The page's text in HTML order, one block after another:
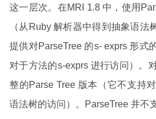
这一层次。在MRI 1.8 中，使用
（从Ruby 解析器中得到抽象语
提供对ParseTree 的s- exprs 形式
对于方法的s-exprs 进行访问）。
整的Parse Tree 版本（它不支持
语法树的访问）。ParseTree 并不